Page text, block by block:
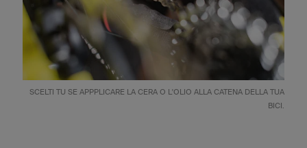
SCELTI TU SE APPPLICARE LA CERA O L'OLIO ALLA CATENA DELLA TUA
BICI.